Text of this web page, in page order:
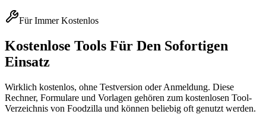
Für Immer Kostenlos
Kostenlose Tools Für Den Sofortigen
Einsatz
Wirklich kostenlos, ohne Testversion oder Anmeldung. Diese
Rechner, Formulare und Vorlagen gehören zum kostenlosen Tool-
Verzeichnis von Foodzilla und können beliebig oft genutzt werden.